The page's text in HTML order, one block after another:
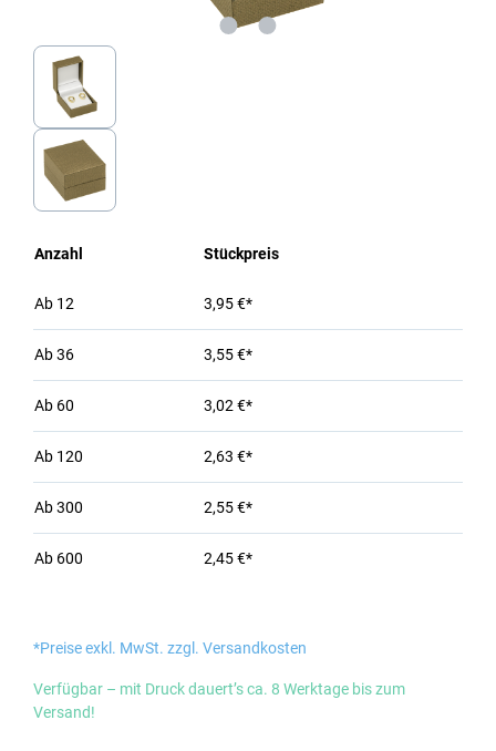
Anzahl Stückpreis
Ab 12 3,95 €*
Ab36 3,55 €*
Ab 60 3,02 €*
Ab 120 2,63 €*
Ab300 2,55 €*
Ab 600 2,45 €*
*Preise exkl. MwSt. zzgl. Versandkosten
Verfügbar – mit Druck dauert’s ca. 8 Werktage bis zum
Versand!